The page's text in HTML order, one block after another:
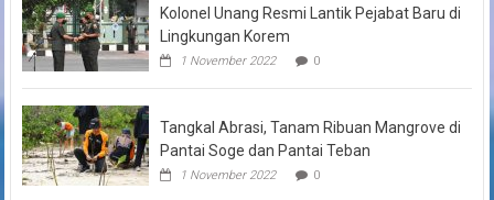
Kolonel Unang Resmi Lantik Pejabat Baru di
Lingkungan Korem
1 November 2022 0
Tangkal Abrasi, Tanam Ribuan Mangrove di
Pantai Soge dan Pantai Teban
1 November 2022 0